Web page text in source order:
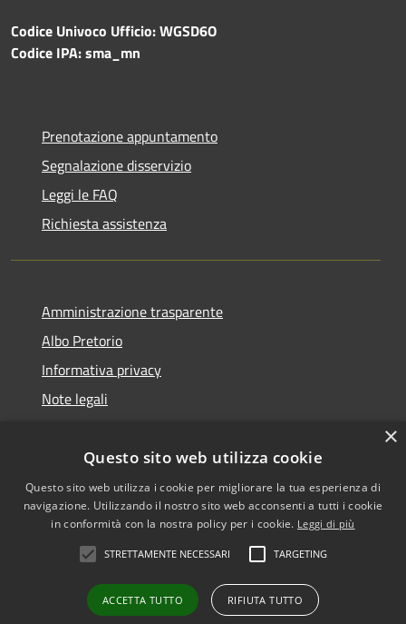
Codice Univoco Ufficio: WGSD6O
Codice IPA: sma_mn
Prenotazione appuntamento
Segnalazione disservizio
Leggi le FAQ
Richiesta assistenza
Amministrazione trasparente
Albo Pretorio
Informativa privacy
Note legali
Accessibilità
Mappa del sito
Copyright © 2026 • Comune di
San Martino dall'Argine •
Powered byMunicipium
Accesso redazione
×
Questo sito web utilizza cookie
Questo sito web utilizza i cookie per migliorare la tua esperienza di
navigazione. Utilizzando il nostro sito web acconsenti a tutti i cookie
in conformità con la nostra policy per i cookie. Leggi di più
STRETTAMENTE NECESSARI TARGETING
ACCETTA TUTTO RIFIUTA TUTTO